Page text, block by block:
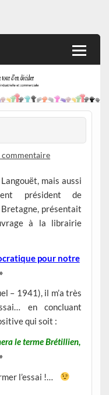
commentaire
mais aussi
président de
présentait
à la librairie
pour notre
»
– 1941), il m’a très
en concluant
qui soit :
le terme Brétillien,
»
l’essai !…